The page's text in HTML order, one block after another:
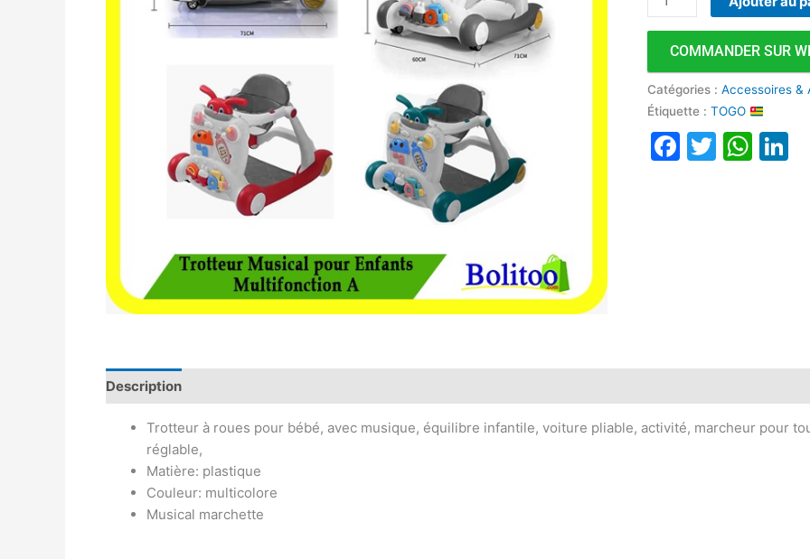
COMMANDER SUR
Catégories :Accessoires &
Étiquette :TOGO
Facebook
Twitter
Description
Trotteur à roues pour bébé, avec musique, équilibre infantile, voiture pliable, activité, marcheur pour
réglable,
Matière: plastique
Couleur: multicolore
Musical marchette